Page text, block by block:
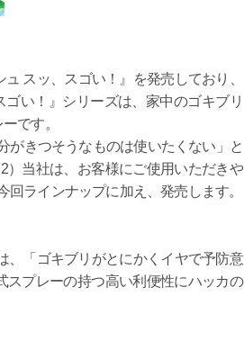
スッ、スゴい！』を発売しており、
い！』シリーズは、家中のゴキブリ
です。
きつそうなものは使いたくない」と
当社は、お客様にご使用いただきや
ラインナップに加え、発売します。
、「ゴキブリがとにかくイヤで予防意
プレーの持つ高い利便性にハッカの